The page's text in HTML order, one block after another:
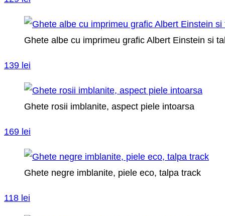
Ghete albe cu imprimeu grafic Albert Einstein si
139 lei
Ghete rosii imblanite, aspect piele intoarsa
169 lei
Ghete negre imblanite, piele eco, talpa track
118 lei